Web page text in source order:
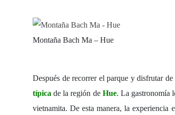
Montaña Bach Ma – Hue
Después de recorrer el parque y disfrutar
típica de la región de Hue. La gastronomía
vietnamita. De esta manera, la experiencia